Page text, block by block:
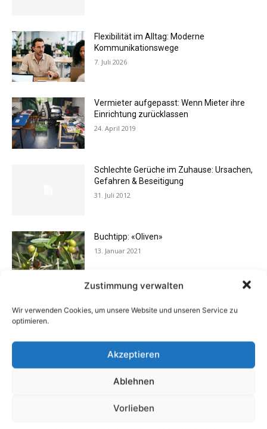
Zustimmung verwalten
Wir verwenden Cookies, um unsere Website und unseren Service zu
optimieren.
Akzeptieren
Ablehnen
Vorlieben
Flexibilität im Alltag: Moderne
Kommunikationswege
7. Juli 2026
Vermieter aufgepasst: Wenn Mieter ihre
Einrichtung zurücklassen
24. April 2019
Schlechte Gerüche im Zuhause: Ursachen,
Gefahren & Beseitigung
31. Juli 2012
Buchtipp: «Oliven»
13. Januar 2021
Energieausweis